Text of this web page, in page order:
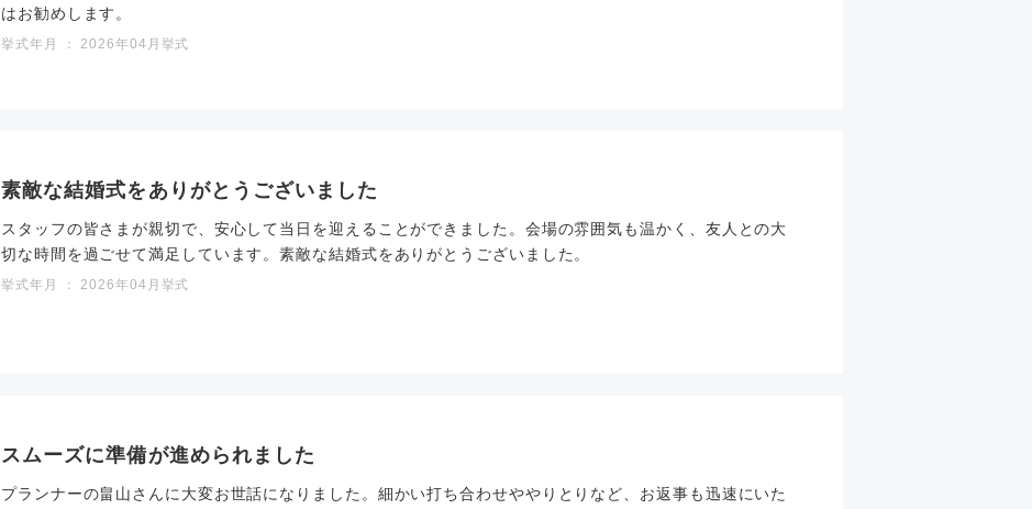
はお勧めします。
挙式年月 ： 2026年04月挙式
素敵な結婚式をありがとうございました
スタッフの皆さまが親切で、安心して当日を迎えることができました。会場の雰囲気も温かく、友人との大
切な時間を過ごせて満足しています。素敵な結婚式をありがとうございました。
挙式年月 ： 2026年04月挙式
スムーズに準備が進められました
プランナーの畠山さんに大変お世話になりました。細かい打ち合わせややりとりなど、お返事も迅速にいた